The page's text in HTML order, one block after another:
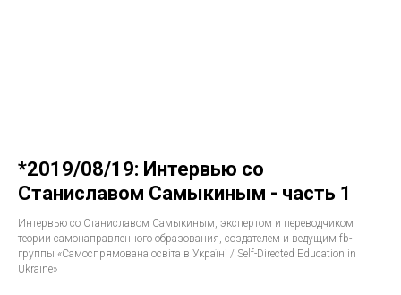
*2019/08/19: Интервью со
Станиславом Самыкиным - часть 1
Интервью со Станиславом Самыкиным, экспертом и переводчиком
теории самонаправленного образования, создателем и ведущим fb-
группы «Самоспрямована освіта в Україні / Self-Directed Education in
Ukraine»